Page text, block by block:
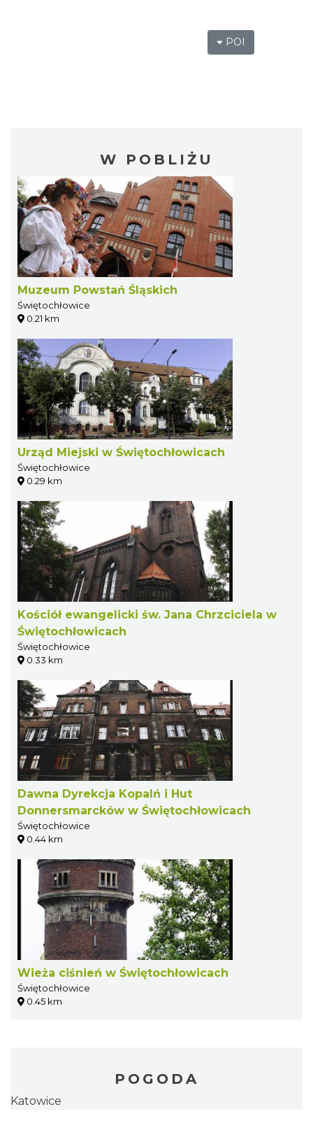
POI
W POBLIŻU
Muzeum Powstań Śląskich
Świętochłowice
0.21 km
Urząd Miejski w Świętochłowicach
Świętochłowice
0.29 km
Kościół ewangelicki św. Jana Chrzciciela w
Świętochłowicach
Świętochłowice
0.33 km
Dawna Dyrekcja Kopalń i Hut
Donnersmarcków w Świętochłowicach
Świętochłowice
0.44 km
Wieża ciśnień w Świętochłowicach
Świętochłowice
0.45 km
POGODA
Katowice